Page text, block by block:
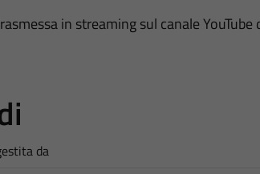
in streaming sul canale
da